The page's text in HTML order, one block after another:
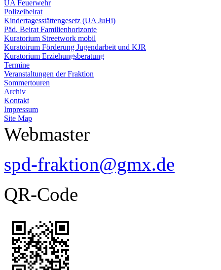
UA Feuerwehr
Polizeibeirat
Kindertagesstättengesetz (UA JuHi)
Päd. Beirat Familienhorizonte
Kuratorium Streetwork mobil
Kuratoirum Förderung Jugendarbeit und KJR
Kuratorium Erziehungsberatung
Termine
Veranstaltungen der Fraktion
Sommertouren
Archiv
Kontakt
Impressum
Site Map
Webmaster
spd-fraktion@gmx.de
QR-Code